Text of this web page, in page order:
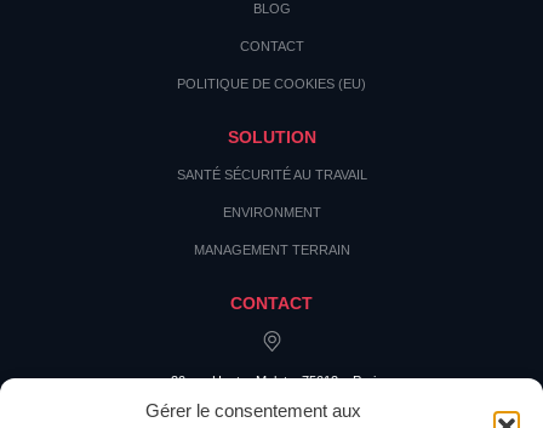
Gérer le consentement aux
BLOG
CONTACT
POLITIQUE DE COOKIES (EU)
SOLUTION
SANTÉ SÉCURITÉ AU TRAVAIL
ENVIRONMENT
MANAGEMENT TERRAIN
CONTACT
20 rue Hector Malot – 75012 – Paris